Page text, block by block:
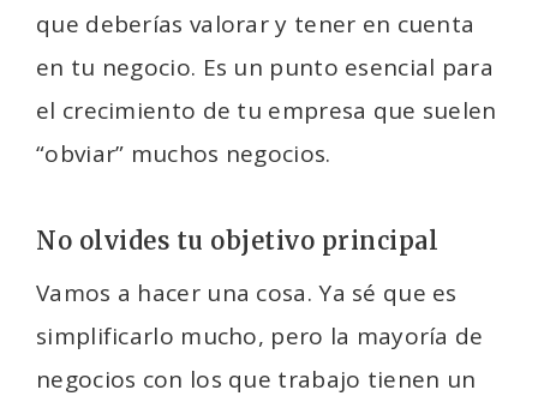
que deberías valorar y tener en cuenta
en tu negocio. Es un punto esencial para
el crecimiento de tu empresa que suelen
“obviar” muchos negocios.
No olvides tu objetivo principal
Vamos a hacer una cosa. Ya sé que es
simplificarlo mucho, pero la mayoría de
negocios con los que trabajo tienen un